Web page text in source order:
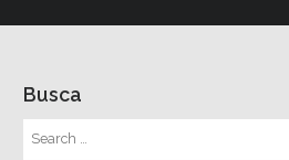
Busca